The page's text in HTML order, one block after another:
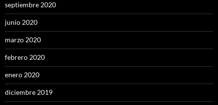
septiembre 2020
junio 2020
marzo 2020
febrero 2020
enero 2020
diciembre 2019